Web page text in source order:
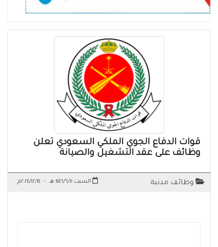
قوات الدفاع الجوي الملكي السعودي تعلن
وظائف على عقد التشغيل والصيانة
وظائف مدنية السبت ١٤٤٦/٦/١١ هـ - ٢٠٢٤/١٢/١٤م